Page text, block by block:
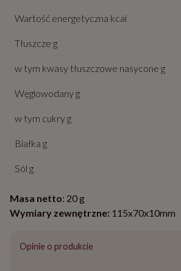
Wartość energetyczna kcal
Tłuszcze g
w tym kwasy tłuszczowe nasycone g
Węglowodany g
w tym cukry g
Białka g
Sól g
Masa netto: 20 g
Wymiary zewnętrzne: 115x70x10mm
Opinie o produkcie